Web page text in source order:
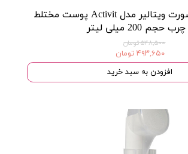
فوم شستشو صورت ویتالیر مدل Activit پوست مختلط
حجم 200 میلی لیتر
۵۴۸,۵۰۰ تومان
۴۹۳,۶۵۰ تومان
افزودن به سبد خرید